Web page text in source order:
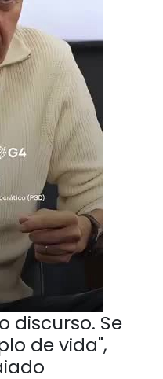
discurso. Se
de vida",